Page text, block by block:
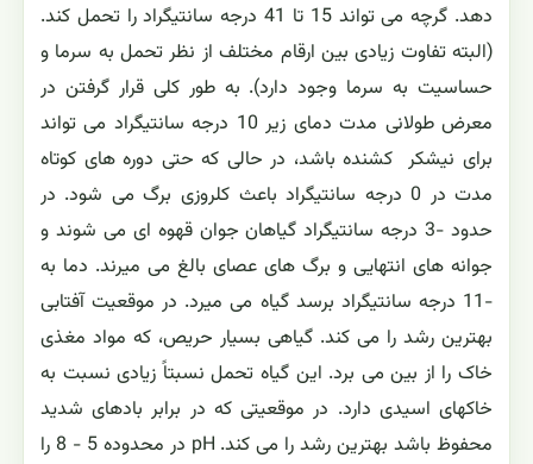
دهد. گرچه می تواند 15 تا 41 درجه سانتیگراد را تحمل کند.
(البته تفاوت زیادی بین ارقام مختلف از نظر تحمل به سرما و
حساسیت به سرما وجود دارد). به طور کلی قرار گرفتن در
معرض طولانی مدت دمای زیر 10 درجه سانتیگراد می تواند
برای نیشکر کشنده باشد، در حالی که حتی دوره های کوتاه
مدت در 0 درجه سانتیگراد باعث کلروزی برگ می شود. در
حدود -3 درجه سانتیگراد گیاهان جوان قهوه ای می شوند و
جوانه های انتهایی و برگ های عصای بالغ می میرند. دما به
-11 درجه سانتیگراد برسد گیاه می میرد. در موقعیت آفتابی
بهترین رشد را می کند. گیاهی بسیار حریص، که مواد مغذی
خاک را از بین می برد. این گیاه تحمل نسبتاً زیادی نسبت به
خاکهای اسیدی دارد. در موقعیتی که در برابر بادهای شدید
محفوظ باشد بهترین رشد را می کند. pH در محدوده 5 - 8 را